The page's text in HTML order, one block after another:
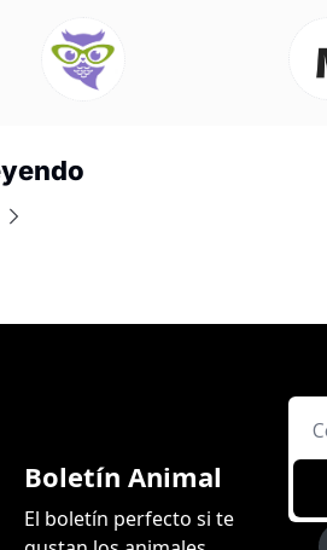
Boletín Animal
El boletín perfecto si te